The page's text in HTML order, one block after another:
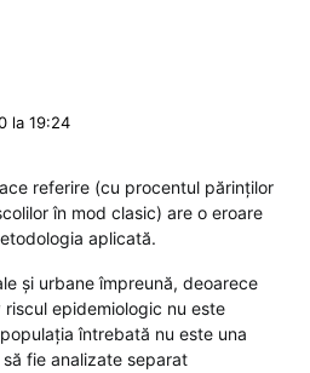
la 19:24
referire (cu procentul părinților
în mod clasic) are o eroare
aplicată.
și urbane împreună, deoarece
epidemiologic nu este
întrebată nu este una
fie analizate separat